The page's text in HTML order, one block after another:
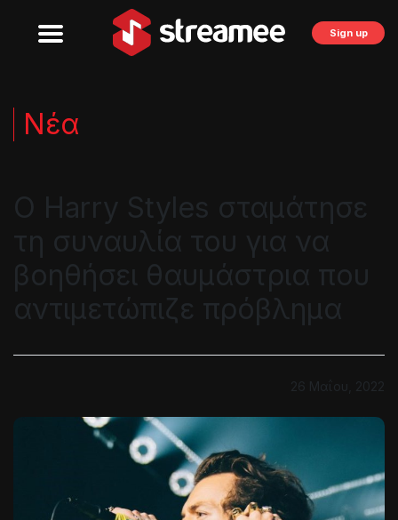
Sign up
Νέα
Ο Harry Styles σταμάτησε
τη συναυλία του για να
βοηθήσει θαυμάστρια που
αντιμετώπιζε πρόβλημα
26 Μαΐου, 2022